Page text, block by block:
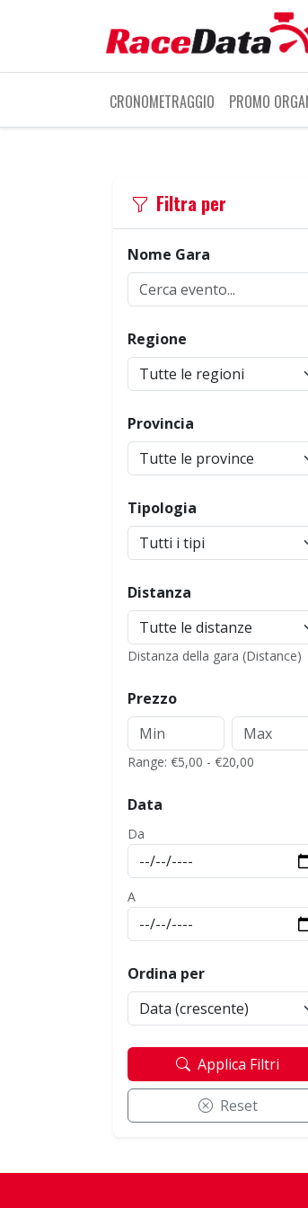
CRONOMETRAGGIO PROMO
Filtra per
Nome Gara
Regione
Provincia
Tipologia
Distanza
Distanza della gara (Distance)
Prezzo
Range: €5,00 - €20,00
Data
Da
A
Ordina per
Applica Filtri
Reset